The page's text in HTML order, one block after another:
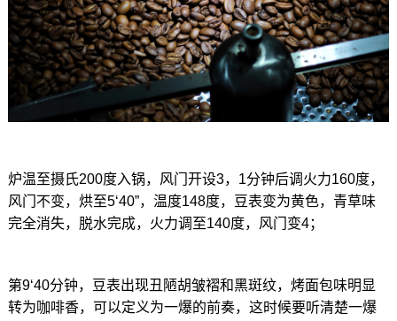
炉温至摄氏200度入锅，风门开设3，1分钟后调火力160度，
风门不变，烘至5‘40”，温度148度，豆表变为黄色，青草味
完全消失，脱水完成，火力调至140度，风门变4；
第9‘40分钟，豆表出现丑陋胡皱褶和黑斑纹，烤面包味明显
转为咖啡香，可以定义为一爆的前奏，这时候要听清楚一爆